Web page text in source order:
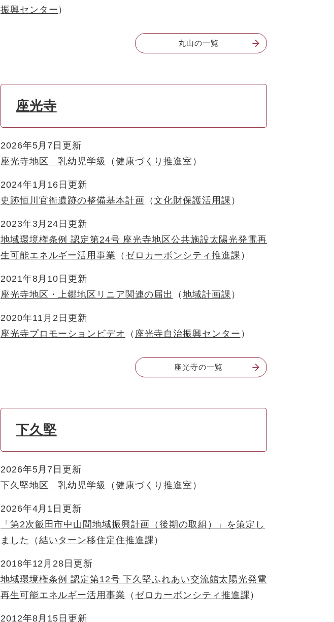
振興センター
丸山の一覧
座光寺
2026年5月7日更新
座光寺地区 乳幼児学級
健康づくり推進室
2024年1月16日更新
史跡恒川官衙遺跡の整備基本計画
文化財保護活用課
2023年3月24日更新
地域環境権条例 認定第24号 座光寺地区公共施設太陽光発電再
生可能エネルギー活用事業
ゼロカーボンシティ推進課
2021年8月10日更新
座光寺地区・上郷地区リニア関連の届出
地域計画課
2020年11月2日更新
座光寺プロモーションビデオ
座光寺自治振興センター
座光寺の一覧
下久堅
2026年5月7日更新
下久堅地区 乳幼児学級
健康づくり推進室
2026年4月1日更新
「第2次飯田市中山間地域振興計画（後期の取組）」を策定し
ました
結いターン移住定住推進課
2018年12月28日更新
地域環境権条例 認定第12号 下久堅ふれあい交流館太陽光発電
再生可能エネルギー活用事業
ゼロカーボンシティ推進課
2012年8月15日更新